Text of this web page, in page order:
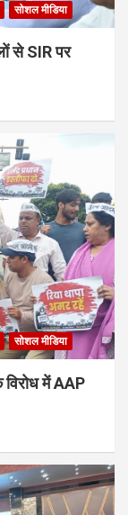
सोशल मीडिया
से SIR पर
सोशल मीडिया
में AAP